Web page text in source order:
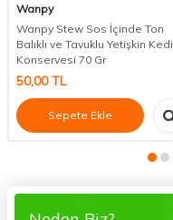
Wanpy
Wanpy Stew Sos İçinde Ton
Balıklı ve Tavuklu Yetişkin Kedi
Konservesi 70 Gr
50,00TL
Sepete Ekle